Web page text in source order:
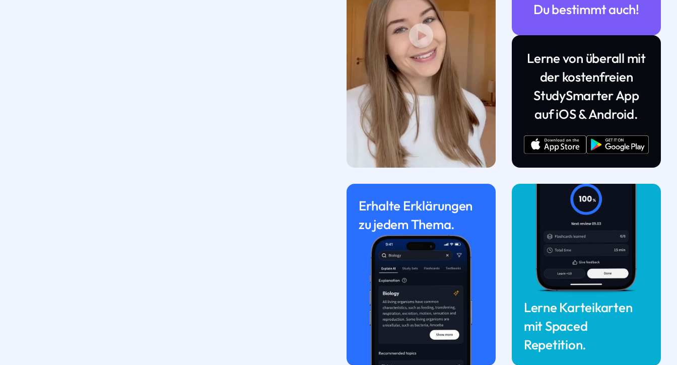
Du bestimmt auch!
Lerne von überall mit
der kostenfreien
StudySmarter App
auf iOS & Android.
Erhalte Erklärungen
zu jedem Thema.
Lerne Karteikarten
mit Spaced
Repetition.